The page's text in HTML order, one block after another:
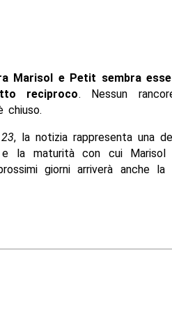
Marisol e Petit sembra
reciproco. Nessun
chiuso.
, la notizia rappresenta una
e la maturità con cui
giorni arriverà anche la